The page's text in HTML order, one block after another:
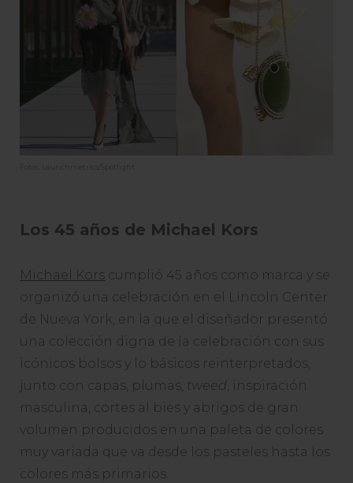
Fotos: Launchmetrics/Spotlight
Los 45 años de Michael Kors
Michael Kors cumplió 45 años como marca y se
organizó una celebración en el Lincoln Center
de Nueva York, en la que el diseñador presentó
una colección digna de la celebración con sus
icónicos bolsos y lo básicos reinterpretados,
junto con capas, plumas, tweed, inspiración
masculina, cortes al bies y abrigos de gran
volumen producidos en una paleta de colores
muy variada que va desde los pasteles hasta los
colores más primarios.